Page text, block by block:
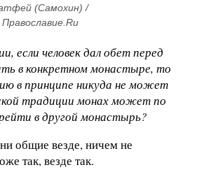
(Самохин) /
Православие.Ru
если человек дал обет перед
в конкретном монастыре, то
в принципе никуда не может
традиции монах может по
в другой монастырь?
общие везде, ничем не
так, везде так.